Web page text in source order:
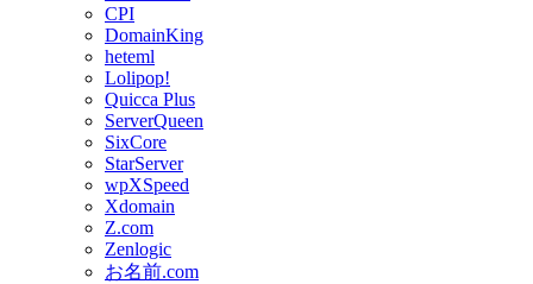
CPI
DomainKing
heteml
Lolipop!
Quicca Plus
ServerQueen
SixCore
StarServer
wpXSpeed
Xdomain
Z.com
Zenlogic
お名前.com